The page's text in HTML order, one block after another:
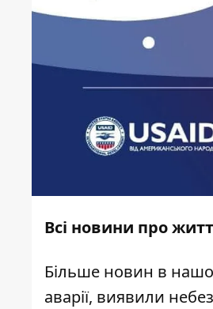
Всі новини про
Більше новин в
аварії, виявили